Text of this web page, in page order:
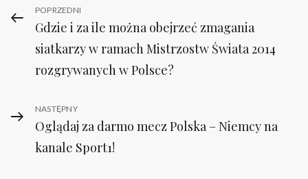
Nawigacja
wpisu
Previous
Post
POPRZEDNI
Gdzie i za ile można obejrzeć zmagania
siatkarzy w ramach Mistrzostw Świata 2014
rozgrywanych w Polsce?
Next
Post
NASTĘPNY
Oglądaj za darmo mecz Polska – Niemcy na
kanale Sport1!